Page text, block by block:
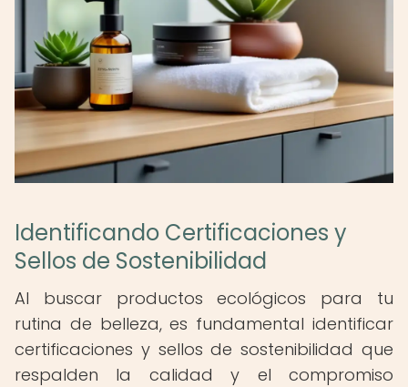
Identificando Certificaciones y
Sellos de Sostenibilidad
Al buscar productos ecológicos para tu
rutina de belleza, es fundamental identificar
certificaciones y sellos de sostenibilidad que
respalden la calidad y el compromiso